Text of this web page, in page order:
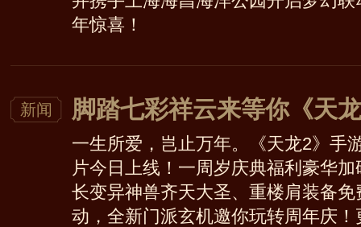
年惊喜！
新闻 脚踏七彩祥云来等你《天
一生所爱，岂止万年。《天龙2》手
片今日上线！一周岁庆典福利豪华
长变异神兽齐天大圣、重楼肩装备
动，全新门派玄机邀你玩转周年庆